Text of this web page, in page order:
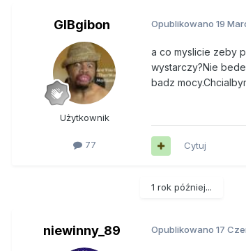
GIBgibon
Użytkownik
77
Opublikowano 19
a co myslicie zeby
wystarczy?Nie
badz
Cytuj
1 rok później...
niewinny_89 Opublikowano 17